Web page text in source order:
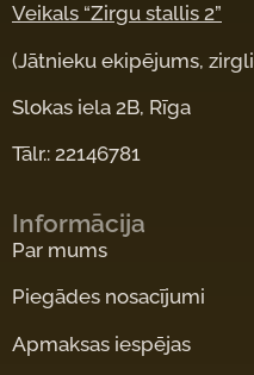
Veikals “Zirgu stallis 2”
(Jātnieku ekipējums,
Slokas iela 2B, Rīga
Tālr.: 22146781
Informācija
Par mums
Piegādes nosacījumi
Apmaksas iespējas